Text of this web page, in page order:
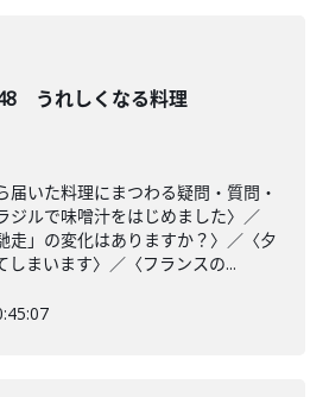
うれしくなる料理
届いた料理にまつわる疑問・質問・
ジルで味噌汁をはじめました〉／
走」の変化はありますか？〉／〈夕
しまいます〉／〈フランスの...